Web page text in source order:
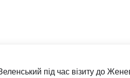
під час візиту до